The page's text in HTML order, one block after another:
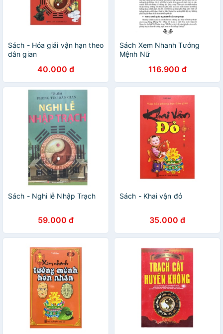
Sách - Hóa giải vận hạn theo
dân gian
40.000 đ
Sách Xem Nhanh Tướng
Mệnh Nữ
116.900 đ
Sách - Nghi lễ Nhập Trạch
59.000 đ
Sách - Khai vận đỏ
35.000 đ